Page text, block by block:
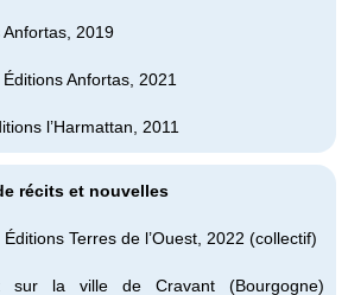
Anfortas, 2019
, Éditions Anfortas, 2021
l’Harmattan, 2011
récits et nouvelles
Éditions Terres de l’Ouest, 2022 (collectif)
sur la ville de Cravant (Bourgogne)